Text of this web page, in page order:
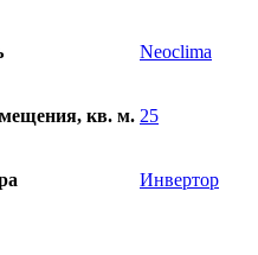
Neoclima
кв. м. 25
Инвертор